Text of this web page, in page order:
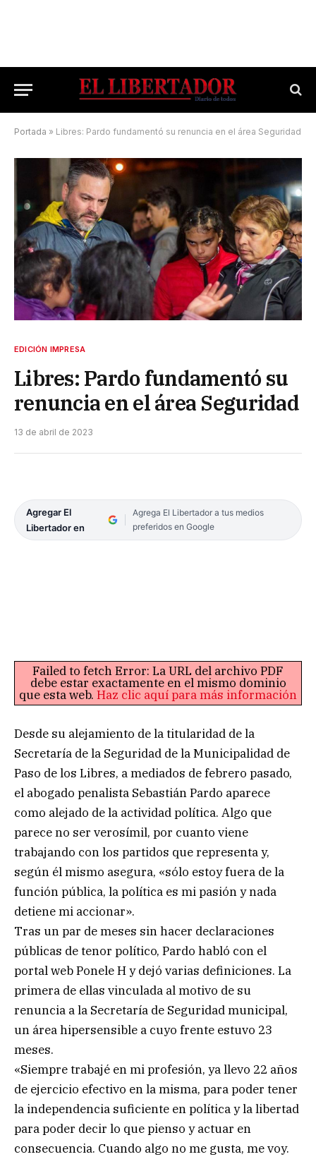
Portada » Libres: Pardo fundamentó su renuncia en el área Seguridad
EDICIÓN IMPRESA
Libres: Pardo fundamentó su
renuncia en el área Seguridad
13 de abril de 2023
Agregar El
Libertador en
Agrega El Libertador a tus medios
preferidos en Google
Failed to fetch Error: La URL del archivo PDF
debe estar exactamente en el mismo dominio
que esta web. Haz clic aquí para más información
Desde su alejamiento de la titularidad de la
Secretaría de la Seguridad de la Municipalidad de
Paso de los Libres, a mediados de febrero pasado,
el abogado penalista Sebastián Pardo aparece
como alejado de la actividad política. Algo que
parece no ser verosímil, por cuanto viene
trabajando con los partidos que representa y,
según él mismo asegura, «sólo estoy fuera de la
función pública, la política es mi pasión y nada
detiene mi accionar».
Tras un par de meses sin hacer declaraciones
públicas de tenor político, Pardo habló con el
portal web Ponele H y dejó varias definiciones. La
primera de ellas vinculada al motivo de su
renuncia a la Secretaría de Seguridad municipal,
un área hipersensible a cuyo frente estuvo 23
meses.
«Siempre trabajé en mi profesión, ya llevo 22 años
de ejercicio efectivo en la misma, para poder tener
la independencia suficiente en política y la libertad
para poder decir lo que pienso y actuar en
consecuencia. Cuando algo no me gusta, me voy.